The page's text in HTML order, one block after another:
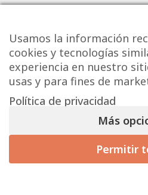
Copyright ©
Usamos la información
cookies y tecnologías
experiencia en nuestro
usas y para fines de
Política de privacidad
Más
Permitir